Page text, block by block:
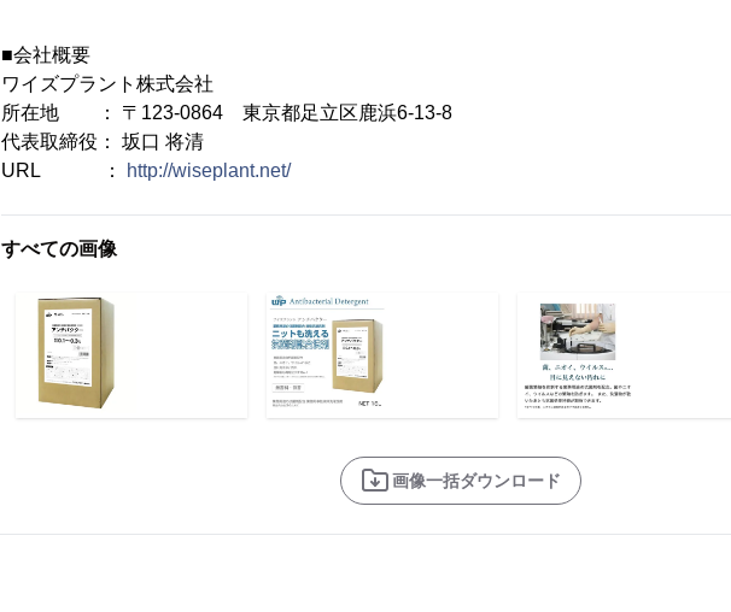
■会社概要
ワイズプラント株式会社
所在地 ： 〒123-0864 東京都足立区鹿浜6-13-8
代表取締役： 坂口 将清
URL ：
http://wiseplant.net/
すべての画像
画像一括ダウンロード